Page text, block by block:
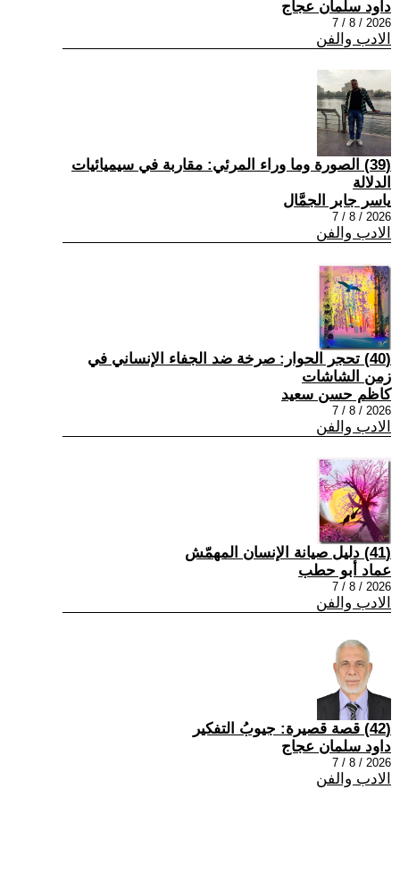
داود سلمان عجاج
2026 / 8 / 7
الادب والفن
(39) الصورة وما وراء المرئي: مقاربة في سيميائيات
الدلالة
ياسر جابر الجمَّال
2026 / 8 / 7
الادب والفن
(40) تحجر الحوار: صرخة ضد الجفاء الإنساني في
زمن الشاشات
كاظم حسن سعيد
2026 / 8 / 7
الادب والفن
(41) دليل صيانة الإنسان المهمّش
عماد أبو حطب
2026 / 8 / 7
الادب والفن
(42) قصة قصيرة: جيوبُ التفكير
داود سلمان عجاج
2026 / 8 / 7
الادب والفن